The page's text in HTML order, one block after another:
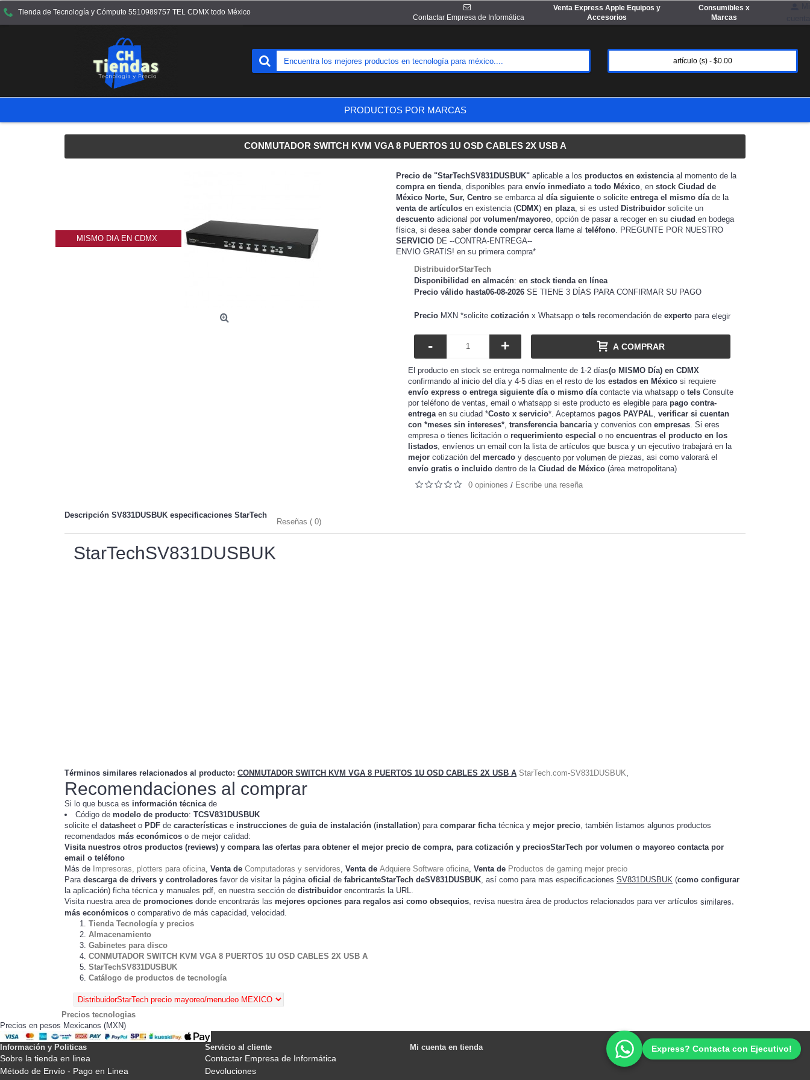
Tienda de Tecnología y Cómputo 5510989757 TEL CDMX todo México
Contactar Empresa de Informática
Venta Express Apple Equipos y
Accesorios
Consumibles x
Marcas
artículo (s) - $0.00
PRODUCTOS POR MARCAS
CONMUTADOR SWITCH KVM VGA 8 PUERTOS 1U OSD CABLES 2X USB A
MISMO DIA EN CDMX
Precio de "StarTechSV831DUSBUK" aplicable a los productos en existenciaal momento de la
compra en tienda, disponibles para envío inmediato a todo México, en stock Ciudad de
México Norte, Sur, Centro se embarca al día siguiente o solicite entrega el mismo díade la
venta de artículos en existencia (CDMX) en plaza, si es usted Distribuidor solicite un
descuento adicional por volumen/mayoreo, opción de pasar a recoger en su ciudad en bodega
física, si desea saber donde comprar cercallame al teléfono. PREGUNTE POR NUESTRO
SERVICIO DE --CONTRA-ENTREGA--
ENVIO GRATIS! en su primera compra*
DistribuidorStarTech
Disponibilidad en almacén: en stock tienda en línea
Precio válido hasta06-08-2026 SE TIENE 3 DÍAS PARA CONFIRMAR SU PAGO
Precio MXN *solicite cotización x Whatsapp o tels recomendación de experto para elegir
- + A COMPRAR
El producto en stock se entrega normalmente de 1-2 días(o MISMO Día) en CDMX
confirmando al inicio del día y 4-5 días en el resto de los estados en México si requiere
envío express o entrega siguiente día o mismo día contacte via whatsapp o tels Consulte
por teléfono de ventas, email o whatsapp si este producto es elegible para pago contra-
entrega en su ciudad *Costo x servicio*. Aceptamos pagos PAYPAL verificar si cuentan
con *meses sin intereses* transferencia bancaria y convenios con empresas . Si eres
empresa o tienes licitación o requerimiento especial o no encuentras el producto en los
listados, envíenos un email con la lista de artículos que busca y un ejecutivo trabajará en la
mejor cotización del mercado y descuento por volumen de piezas, asi como valorará el
envío gratis o incluido dentro de la Ciudad de México (área metropolitana)
0 opiniones / Escribe una reseña
Descripción SV831DUSBUK especificaciones StarTech
Reseñas ( 0)
StarTechSV831DUSBUK
Términos similares relacionados al producto: CONMUTADOR SWITCH KVM VGA 8 PUERTOS 1U OSD CABLES 2X USB A StarTech.com-SV831DUSBUK
Recomendaciones al comprar
Si lo que busca es información técnica de
Código de modelo de producto: TCSV831DUSBUK
solicite el datasheet o PDF de características e instrucciones de guia de instalación (installation) para comparar ficha técnica y mejor precio , también listamos algunos productos
recomendados más económicos o de mejor calidad:
Visita nuestros otros productos (reviews) y compara las ofertas para obtener el mejor precio de compra, para cotización y preciosStarTech por volumen o mayoreo contacta por
email o teléfono
Más de Impresoras, plotters para oficina Venta de Computadoras y servidores Venta de Adquiere Software oficina Venta de Productos de gaming mejor precio
Para descarga de drivers y controladores favor de visitar la página oficial de fabricanteStarTech deSV831DUSBUK , así como para mas especificaciones SV831DUSBUK (como configurar
la aplicación) ficha técnica y manuales pdf, en nuestra sección de distribuidor encontrarás la URL.
Visita nuestra area de promociones donde encontrarás las mejores opciones para regalos asi como obsequios, revisa nuestra área de productos relacionados para ver artículos similares,
más económicos o comparativo de más capacidad, velocidad.
Tienda Tecnología y precios
Almacenamiento
Gabinetes para disco
CONMUTADOR SWITCH KVM VGA 8 PUERTOS 1U OSD CABLES 2X USB A
StarTechSV831DUSBUK
Catálogo de productos de tecnología
Precios tecnologias
Precios en pesos Mexicanos (MXN)
Información y Politicas
Sobre la tienda en linea
Método de Envío - Pago en Linea
Servicio al cliente
Contactar Empresa de Informática
Devoluciones
Mi cuenta en tienda Ofertas Promociones de Tecnología
Express? Contacta con Ejecutivo!